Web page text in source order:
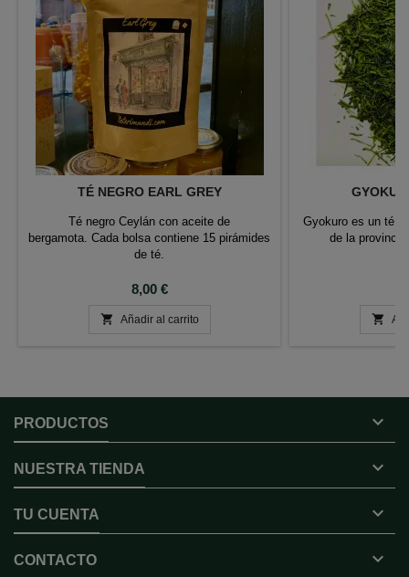
TÉ NEGRO EARL GREY
Té negro Ceylán con aceite de
bergamota. Cada bolsa contiene 15 pirámides
de té.
Precio
8,00 €
 Añadir al carrito
Gyokuro es un té
de la

PRODUCTOS 
NUESTRA TIENDA 
TU CUENTA 
CONTACTO 